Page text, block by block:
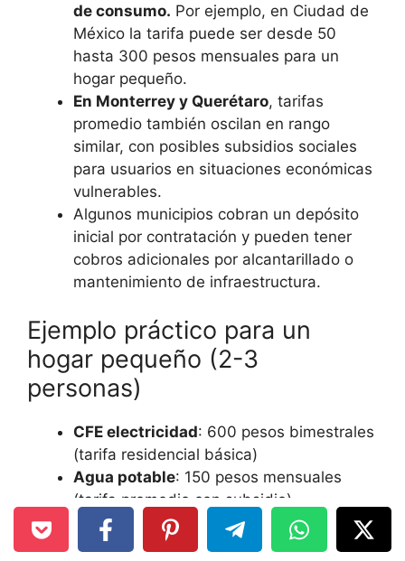
de consumo. Por ejemplo, en Ciudad de
México la tarifa puede ser desde 50
hasta 300 pesos mensuales para un
hogar pequeño.
En Monterrey y Querétaro, tarifas
promedio también oscilan en rango
similar, con posibles subsidios sociales
para usuarios en situaciones económicas
vulnerables.
Algunos municipios cobran un depósito
inicial por contratación y pueden tener
cobros adicionales por alcantarillado o
mantenimiento de infraestructura.
Ejemplo práctico para un
hogar pequeño (2-3
personas)
CFE electricidad: 600 pesos bimestrales
(tarifa residencial básica)
Agua potable: 150 pesos mensuales
(tarifa promedio con subsidio)
Total mensual aproximado en servicios
básicos : 450 pesos